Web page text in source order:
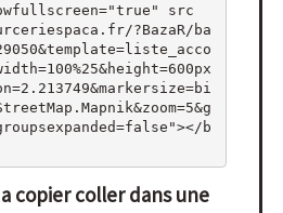
src
?BazaR/ba
b
copier coller dans une